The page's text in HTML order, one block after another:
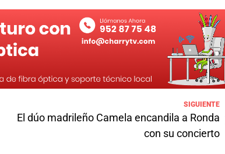
SIGUIENTE
El dúo madrileño Camela encandila a Ronda
con su concierto